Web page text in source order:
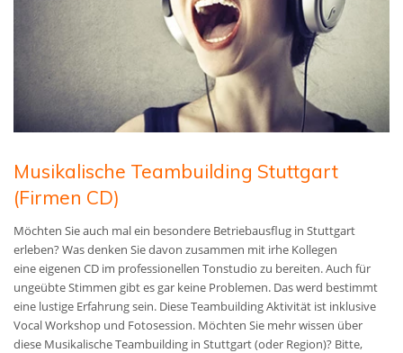
Musikalische Teambuilding Stuttgart
(Firmen CD)
Möchten Sie auch mal ein besondere Betriebausflug in Stuttgart
erleben? Was denken Sie davon zusammen mit irhe Kollegen
eineeigenen CD im professionellen Tonstudio zu bereiten. Auch für
ungeübte Stimmen gibt es gar keine Problemen. Das werd bestimmt
eine lustige Erfahrung sein. Diese Teambuilding Aktivität ist inklusive
Vocal Workshop und Fotosession. Möchten Sie mehr wissen über
diese Musikalische Teambuilding in Stuttgart (oder Region)? Bitte,